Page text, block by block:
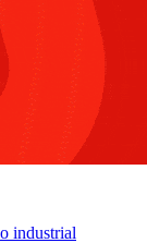
industrial